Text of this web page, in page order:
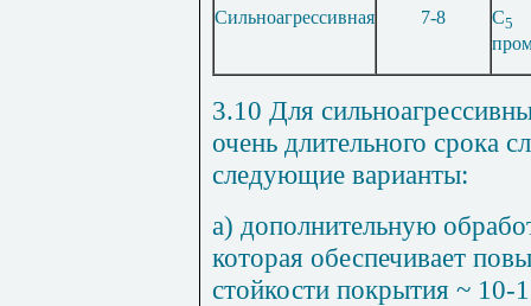
Сильноагрессивная 7-8 С5
3.10 Для
очень длительного срока
следующие варианты:
а) дополнительную
которая обеспечивает
стойкости покрытия ~ 10-